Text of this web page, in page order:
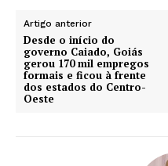
Artigo anterior
Desde o início do
governo Caiado, Goiás
gerou 170 mil empregos
formais e ficou à frente
dos estados do Centro-
Oeste